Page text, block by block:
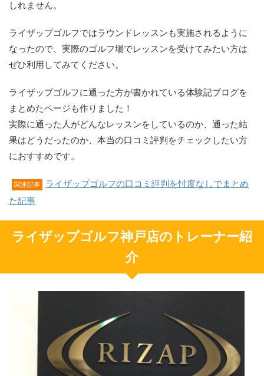
しれません。
ライザップゴルフではラウンドレッスンも実施されるように
なったので、実際のゴルフ場でレッスンを受けてみたい方は
ぜひ利用してみてください。
ライザップゴルフに通った方が書かれている体験記ブログを
まとめたページも作りました！
実際に通った人がどんなレッスンをしているのか、通った結
果はどうだったのか、本当の口コミ評判をチェックしたい方
におすすめです。
関連記事
ライザップゴルフの口コミ評判を忖度なしでまとめ
た記事
ライザップゴルフ神戸店のトレーナー紹
介